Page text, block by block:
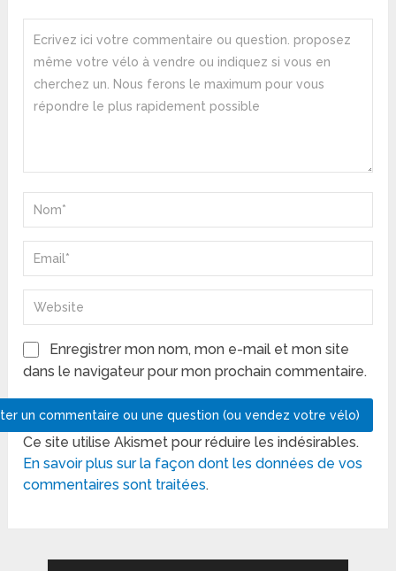
Enregistrer mon nom, mon e-mail et mon site
dans le navigateur pour mon prochain commentaire.
Ce site utilise Akismet pour réduire les indésirables.
En savoir plus sur la façon dont les données de vos
commentaires sont traitées.